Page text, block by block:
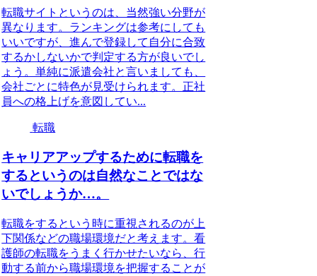
転職サイトというのは、当然強い分野が
異なります。ランキングは参考にしても
いいですが、進んで登録して自分に合致
するかしないかで判定する方が良いでし
ょう。単純に派遣会社と言いましても、
会社ごとに特色が見受けられます。正社
員への格上げを意図してい...
転職
キャリアアップするために転職を
するというのは自然なことではな
いでしょうか…。
転職をするという時に重視されるのが上
下関係などの職場環境だと考えます。看
護師の転職をうまく行かせたいなら、行
動する前から職場環境を把握することが